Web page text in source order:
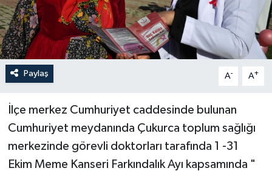
Paylaş A- A+
İlçe merkez Cumhuriyet caddesinde bulunan
Cumhuriyet meydanında Çukurca toplum sağlığı
merkezinde görevli doktorları tarafında 1 -31
Ekim Meme Kanseri Farkındalık Ayı kapsamında "